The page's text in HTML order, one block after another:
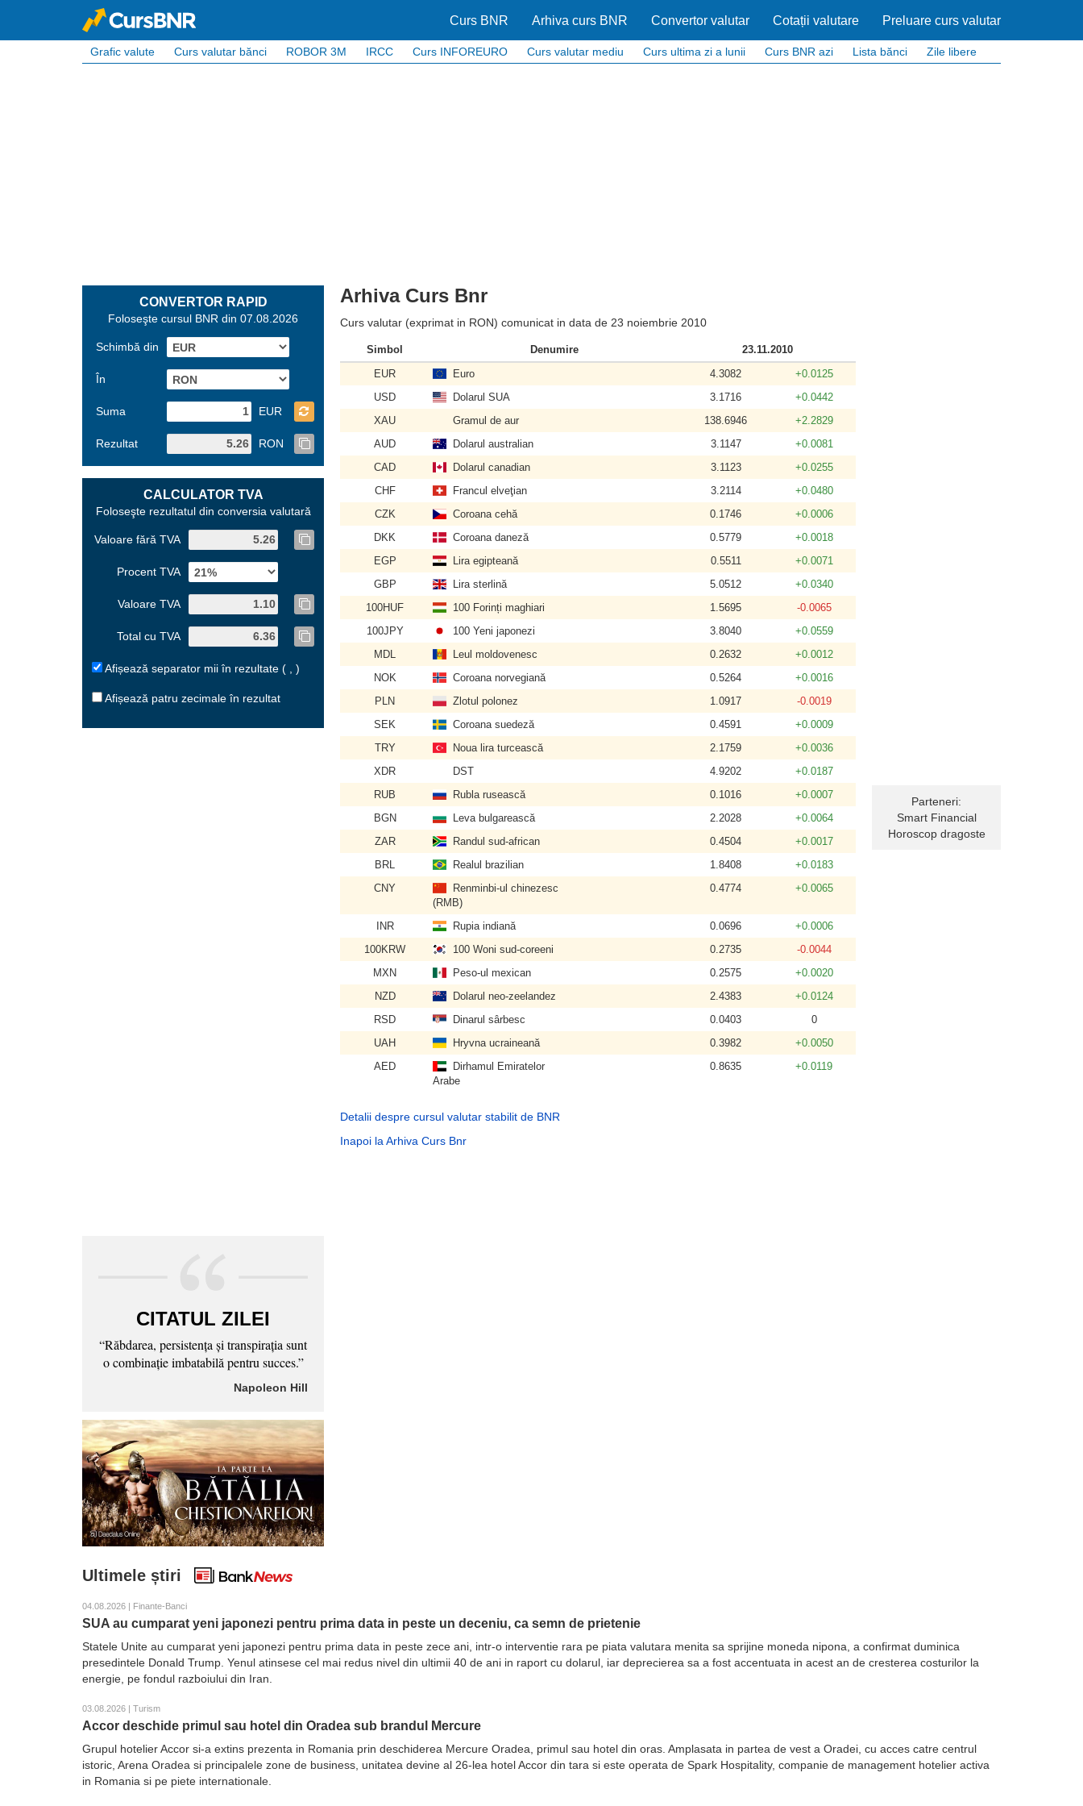
Curs BNR Arhiva curs BNR Convertor valutar Cotații valutare Preluare curs valutar
Grafic valute Curs valutar bănci ROBOR 3M IRCC Curs INFOREURO Curs valutar mediu Curs ultima zi a lunii Curs BNR azi Lista bănci Zile libere
CONVERTOR RAPID
Foloseşte cursul BNR din 07.08.2026
Schimbă din
În
Suma EUR
Rezultat RON
CALCULATOR TVA
Foloseşte rezultatul din conversia valutară
Valoare fără TVA
Procent TVA
Valoare TVA
Total cu TVA
Afișează separator mii în rezultate ( , )
Afișează patru zecimale în rezultat
CITATUL ZILEI
“Răbdarea, persistenţa şi transpiraţia sunt
o combinaţie imbatabilă pentru succes.”
Napoleon Hill
Arhiva Curs Bnr
Curs valutar (exprimat in RON) comunicat in data de 23 noiembrie 2010
Simbol Denumire
23.11.2010
EUR
Euro 4.3082
+0.0125
USD
Dolarul SUA 3.1716
+0.0442
XAU
Gramul de aur 138.6946
+2.2829
AUD
Dolarul australian 3.1147
+0.0081
CAD
Dolarul canadian 3.1123
+0.0255
CHF
Francul elveţian 3.2114
+0.0480
CZK
Coroana cehă 0.1746
+0.0006
DKK
Coroana daneză 0.5779
+0.0018
EGP
Lira egipteană 0.5511
+0.0071
GBP
Lira sterlină 5.0512
+0.0340
100HUF
100 Forinți maghiari 1.5695
-0.0065
100JPY
100 Yeni japonezi 3.8040
+0.0559
MDL
Leul moldovenesc 0.2632
+0.0012
NOK
Coroana norvegiană 0.5264
+0.0016
PLN
Zlotul polonez 1.0917
-0.0019
SEK
Coroana suedeză 0.4591
+0.0009
TRY
Noua lira turcească 2.1759
+0.0036
XDR
DST 4.9202
+0.0187
RUB
Rubla rusească 0.1016
+0.0007
BGN
Leva bulgarească 2.2028
+0.0064
ZAR
Randul sud-african 0.4504
+0.0017
BRL
Realul brazilian 1.8408
+0.0183
CNY
Renminbi-ul chinezesc
(RMB)
0.4774 +0.0065
INR Rupia indiană 0.0696
+0.0006
100KRW
100 Woni sud-coreeni 0.2735
-0.0044
MXN
Peso-ul mexican 0.2575
+0.0020
NZD
Dolarul neo-zeelandez 2.4383
+0.0124
RSD
Dinarul sârbesc 0.0403
0
UAH
Hryvna ucraineană 0.3982
+0.0050
AED
Dirhamul Emiratelor
Arabe
0.8635 +0.0119
Detalii despre cursul valutar stabilit de BNR
Inapoi la Arhiva Curs Bnr
Parteneri:
Smart Financial
Horoscop dragoste
Ultimele știri
04.08.2026 | Finante-Banci
SUA au cumparat yeni japonezi pentru prima data in peste un deceniu, ca semn de prietenie
Statele Unite au cumparat yeni japonezi pentru prima data in peste zece ani, intr-o interventie rara pe piata valutara menita sa sprijine moneda nipona, a confirmat duminica
presedintele Donald Trump. Yenul atinsese cel mai redus nivel din ultimii 40 de ani in raport cu dolarul, iar deprecierea sa a fost accentuata in acest an de cresterea costurilor la
energie, pe fondul razboiului din Iran.
03.08.2026 | Turism
Accor deschide primul sau hotel din Oradea sub brandul Mercure
Grupul hotelier Accor si-a extins prezenta in Romania prin deschiderea Mercure Oradea, primul sau hotel din oras. Amplasata in partea de vest a Oradei, cu acces catre centrul
istoric, Arena Oradea si principalele zone de business, unitatea devine al 26-lea hotel Accor din tara si este operata de Spark Hospitality, companie de management hotelier activa
in Romania si pe piete internationale.